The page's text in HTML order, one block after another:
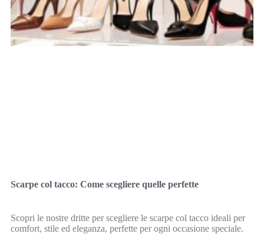
Scarpe col tacco: Come scegliere quelle perfette
Scopri le nostre dritte per scegliere le scarpe col tacco ideali per
comfort, stile ed eleganza, perfette per ogni occasione speciale.